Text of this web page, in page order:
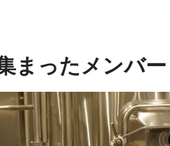
まったメンバー